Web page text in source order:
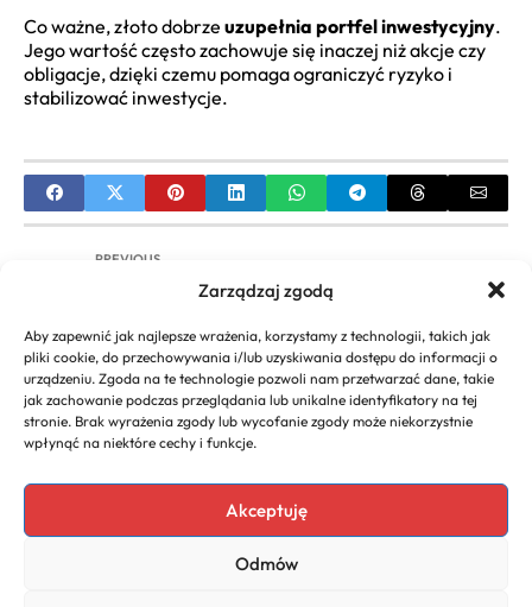
Zarządzaj zgodą
Aby zapewnić jak najlepsze wrażenia, korzystamy z technologii, takich jak
pliki cookie, do przechowywania i/lub uzyskiwania dostępu do informacji o
urządzeniu. Zgoda na te technologie pozwoli nam przetwarzać dane, takie
jak zachowanie podczas przeglądania lub unikalne identyfikatory na tej
stronie. Brak wyrażenia zgody lub wycofanie zgody może niekorzystnie
wpłynąć na niektóre cechy i funkcje.
Akceptuję
Odmów
Co ważne, złoto dobrze uzupełnia portfel inwestycyjny.
Jego wartość często zachowuje się inaczej niż akcje czy
obligacje, dzięki czemu pomaga ograniczyć ryzyko i
stabilizować inwestycje.
PREVIOUS
Oddłużanie bez zdolności kredytowej – czy to w
NEXT
Transport towarów z Turcji – na co zwrócić uwagę
przy wyborze przewoźnika?
Copyright 2026. All rights